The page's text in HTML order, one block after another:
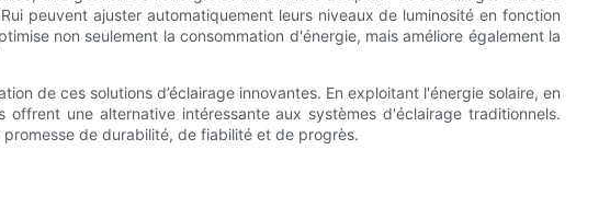
peuvent ajuster automatiquement leurs niveaux de luminosité en fonction
non seulement la consommation d'énergie, mais améliore également la
de ces solutions d’éclairage innovantes. En exploitant l'énergie solaire, en
une alternative intéressante aux systèmes d'éclairage traditionnels.
de durabilité, de fiabilité et de progrès.